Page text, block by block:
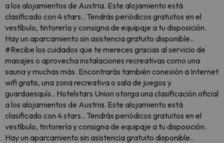
a los alojamientos de Austria. Este alojamiento está
clasificado con 4 stars.. Tendrás periódicos gratuitos en el
vestíbulo, tintorería y consigna de equipaje a tu disposición.
Hay un aparcamiento sin asistencia gratuito disponible..
#Recibe los cuidados que te mereces gracias al servicio de
masajes o aprovecha instalaciones recreativas como una
sauna y muchas más. Encontrarás también conexión a Internet
wifi gratis, una zona recreativa o sala de juegos y
guardaesquís.. Hotelstars Union otorga una clasificación oficial
a los alojamientos de Austria. Este alojamiento está
clasificado con 4 stars.. Tendrás periódicos gratuitos en el
vestíbulo, tintorería y consigna de equipaje a tu disposición.
Hay un aparcamiento sin asistencia gratuito disponible..